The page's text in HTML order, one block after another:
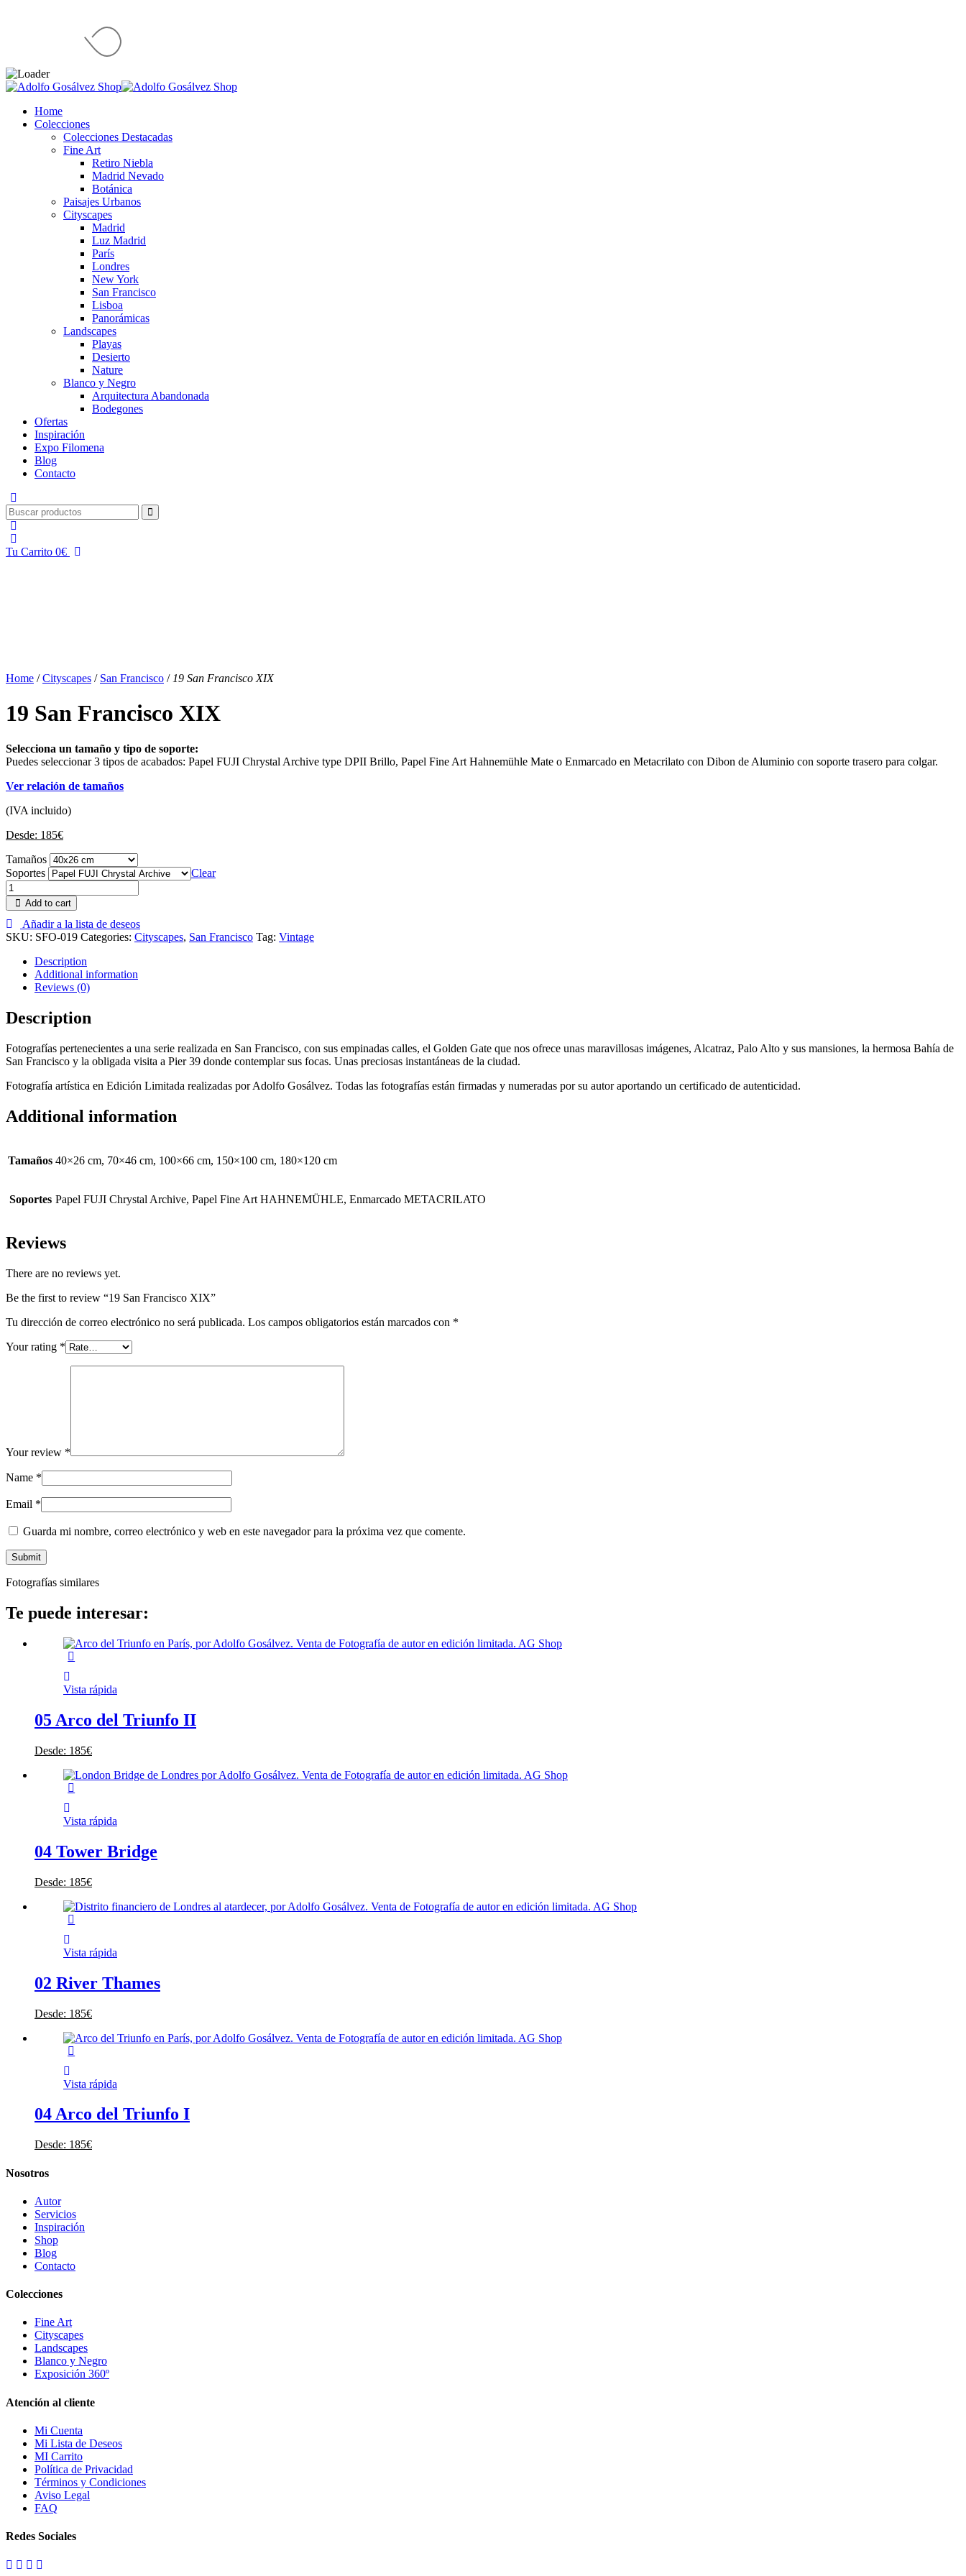
Home
Colecciones
Colecciones Destacadas
Fine Art
Retiro Niebla
Madrid Nevado
Botánica
Paisajes Urbanos
Cityscapes
Madrid
Luz Madrid
París
Londres
New York
San Francisco
Lisboa
Panorámicas
Landscapes
Playas
Desierto
Nature
Blanco y Negro
Arquitectura Abandonada
Bodegones
Ofertas
Inspiración
Expo Filomena
Blog
Contacto
Tu Carrito 0€
Home /Cityscapes / San Francisco / 19 San Francisco XIX
19 San Francisco XIX
Selecciona un tamaño y tipo de soporte:
Puedes seleccionar 3 tipos de acabados: Papel FUJI Chrystal Archive type DPII Brillo, Papel Fine Art Hahnemühle Mate o Enmarcado en Metacrilato con Dibon de Aluminio con soporte trasero para colgar.
Ver relación de tamaños
(IVA incluido)
Desde: 185€
Tamaños
Soportes
Clear
Add to cart
Añadir a la lista de deseos
SKU: SFO-019 Categories: Cityscapes, San Francisco Tag: Vintage
Description
Additional information
Reviews (0)
Description
Fotografías pertenecientes a una serie realizada en San Francisco, con sus empinadas calles, el Golden Gate que nos ofrece unas maravillosas imágenes, Alcatraz, Palo Alto y sus mansiones, la hermosa Bahía de
San Francisco y la obligada visita a Pier 39 donde contemplar sus focas. Unas preciosas instantáneas de la ciudad.
Fotografía artística en Edición Limitada realizadas por Adolfo Gosálvez. Todas las fotografías están firmadas y numeradas por su autor aportando un certificado de autenticidad.
Additional information
Tamaños 40×26 cm, 70×46 cm, 100×66 cm, 150×100 cm, 180×120 cm
Soportes Papel FUJI Chrystal Archive, Papel Fine Art HAHNEMÜHLE, Enmarcado METACRILATO
Reviews
There are no reviews yet.
Be the first to review “19 San Francisco XIX”
Tu dirección de correo electrónico no será publicada. Los campos obligatorios están marcados con *
Your rating *
Your review *
Name *
Email *
Guarda mi nombre, correo electrónico y web en este navegador para la próxima vez que comente.
Fotografías similares
Te puede interesar:
Vista rápida
05 Arco del Triunfo II
Desde: 185€
Vista rápida
04 Tower Bridge
Desde: 185€
Vista rápida
02 River Thames
Desde: 185€
Vista rápida
04 Arco del Triunfo I
Desde: 185€
Nosotros
Autor
Servicios
Inspiración
Shop
Blog
Contacto
Colecciones
Fine Art
Cityscapes
Landscapes
Blanco y Negro
Exposición 360º
Atención al cliente
Mi Cuenta
Mi Lista de Deseos
MI Carrito
Política de Privacidad
Términos y Condiciones
Aviso Legal
FAQ
Redes Sociales